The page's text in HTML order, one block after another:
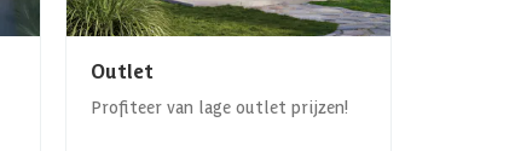
Outlet
Profiteer van lage outlet prijzen!